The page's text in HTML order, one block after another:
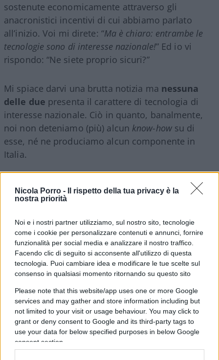
Nicola Porro -
Il rispetto della tua privacy è la
nostra priorità
Noi e i nostri partner utilizziamo, sul nostro sito, tecnologie
come i cookie per personalizzare contenuti e annunci, fornire
funzionalità per social media e analizzare il nostro traffico.
Facendo clic di seguito si acconsente all'utilizzo di questa
tecnologia. Puoi cambiare idea e modificare le tue scelte sul
consenso in qualsiasi momento ritornando su questo sito
Please note that this website/app uses one or more Google
services and may gather and store information including but
not limited to your visit or usage behaviour. You may click to
grant or deny consent to Google and its third-party tags to
use your data for below specified purposes in below Google
consent section.
sostenute economicamente attraverso gli
anacronistici incentivi di cui abbiamo parlato
all’inizio. Voi mi direte: “Ma è chiaro: entrambe le
tecnologie sono di interesse nazionale!” Ed io vi
rispondo: “Ne siete proprio sicuri?”
Mi spiace darvi una brutta notizia ma nessuna
delle due presenta il carattere di tecnologia di
interesse nazionale. Ciò in quanto, banalmente,
noi non deteniamo (più) alcun know-howsu di
esse, né ne produciamo alcun componente in
Italia.
Eolico
Per quanto riguarda l’eolico, ai tempi dell’Italia
quarta potenza industriale mondiale – quando
c’era l’IRI, per intenderci – furono effettivamente
gettate le basi per avere una tecnologia italiana
che fosse all’avanguardia nel mondo. L’Alenia
Sistemi Civililavorò sodo negli anni ’80 per
potesse dire la sua in questo settore, che era
ancora agli albori in quegli anni.
Alla fine degli anni ’80, grazie ad un’intuizione del
governo di allora e utilizzando al meglio una